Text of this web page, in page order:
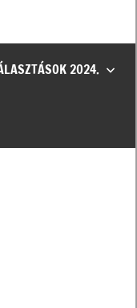
2024.